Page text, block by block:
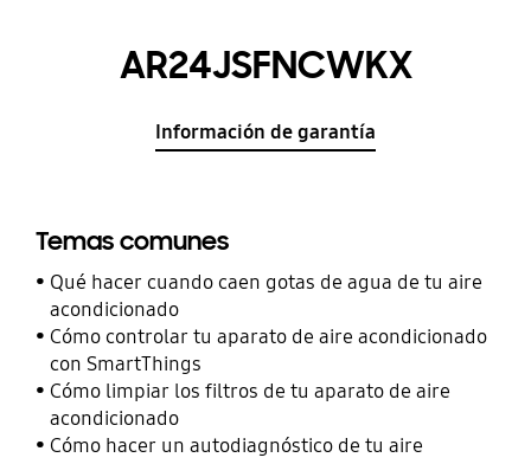
AR24JSFNCWKX
Información de garantía
Temas comunes
Qué hacer cuando caen gotas de agua de tu aire
acondicionado
Cómo controlar tu aparato de aire acondicionado
con SmartThings
Cómo limpiar los filtros de tu aparato de aire
acondicionado
Cómo hacer un autodiagnóstico de tu aire